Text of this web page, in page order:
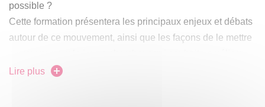
possible ?
Cette formation présentera les principaux enjeux et débats
autour de ce mouvement, ainsi que les façons de le mettre
la visibilité sur le Web de ses travaux passés et à venir.
Lire plus